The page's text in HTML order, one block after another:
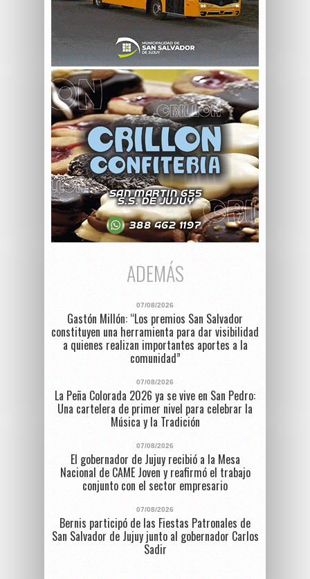
ADEMÁS
07/08/2026
Gastón Millón: “Los premios San Salvador
constituyen una herramienta para dar visibilidad
a quienes realizan importantes aportes a la
comunidad”
07/08/2026
La Peña Colorada 2026 ya se vive en San Pedro:
Una cartelera de primer nivel para celebrar la
Música y la Tradición
07/08/2026
El gobernador de Jujuy recibió a la Mesa
Nacional de CAME Joven y reafirmó el trabajo
conjunto con el sector empresario
07/08/2026
Bernis participó de las Fiestas Patronales de
San Salvador de Jujuy junto al gobernador Carlos
Sadir